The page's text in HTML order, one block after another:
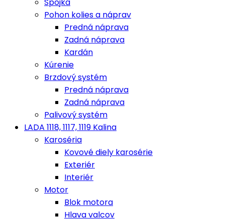
Pohon kolies a náprav
Predná náprava
Zadná náprava
Kardán
Kúrenie
Brzdový systém
Predná náprava
Zadná náprava
Palivový systém
LADA 1118, 1117, 1119 Kalina
Karoséria
Kovové diely karosérie
Exteriér
Interiér
Motor
Blok motora
Hlava valcov